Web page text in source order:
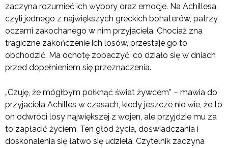
zaczyna rozumieć ich wybory oraz emocje. Na Achillesa,
czyli jednego z największych greckich bohaterów, patrzy
oczami zakochanego w nim przyjaciela. Chociaż zna
tragiczne zakończenie ich losów, przestaje go to
obchodzić. Ma ochotę zobaczyć, co działo się w dniach
przed dopełnieniem się przeznaczenia.
„Czuję, że mógłbym połknąć świat żywcem” – mawia do
przyjaciela Achilles w czasach, kiedy jeszcze nie wie, że to
on odwróci losy największej z wojen, ale przyjdzie mu za
to zapłacić życiem. Ten głód życia, doświadczania i
doskonalenia się łatwo się udziela. Czytelnik zaczyna